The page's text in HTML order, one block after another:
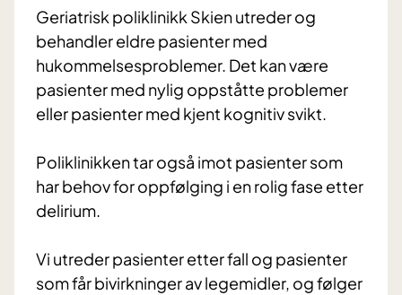
Geriatrisk poliklinikk Skien utreder og
behandler eldre pasienter med
hukommelsesproblemer. Det kan være
pasienter med nylig oppståtte problemer
eller pasienter med kjent kognitiv svikt.
Poliklinikken tar også imot pasienter som
har behov for oppfølging i en rolig fase etter
delirium.
Vi utreder pasienter etter fall og pasienter
som får bivirkninger av legemidler, og følger